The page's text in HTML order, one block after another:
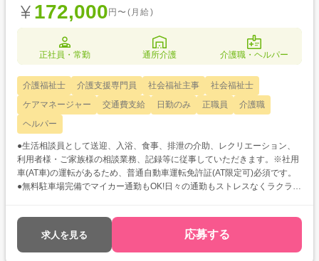
172,000 円〜(月給)
正社員・常勤 通所介護 介護職・ヘルパー
介護福祉士 介護支援専門員 社会福祉主事
社会福祉士
ケアマネージャー
交通費支給 日勤のみ 正職員
介護職
ヘルパー
●生活相談員として送迎、入浴、食事、排泄の介助、レクリエーション、
利用者様・ご家族様の相談業務、記録等に従事していただきます。※社用
車(AT車)の運転があるため、普通自動車運転免許証(AT限定可)必須です。
●無料駐車場完備でマイカー通勤もOK!日々の通勤もストレスなくラクラク
求人を見る 応募する